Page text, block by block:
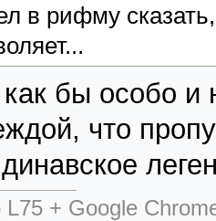
в рифму
как бы особо и
что
L75 + Google